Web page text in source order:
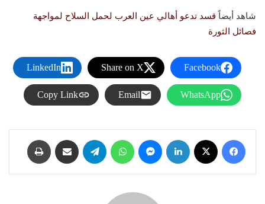
شاهد أيضاً قسد تدعو أهالي عين العرب لحمل السلاح لمواجهة
فصائل الثورة
Facebook
Share on X
LinkedIn
WhatsApp
Email
Copy Link
فيسبوك لينكدإن ماسنجر واتساب تيلقرام مشاركة عبر البريد